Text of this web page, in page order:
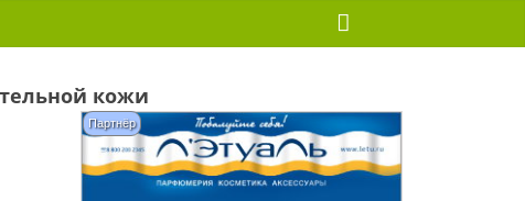
кожи
Партнёр